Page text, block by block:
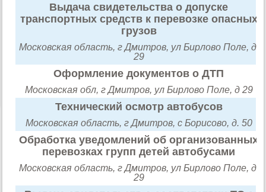
Выдача свидетельства о допуске
транспортных средств к перевозке опасных
грузов
Московская область, г Дмитров, ул Бирлово Поле, д.
29
Оформление документов о ДТП
Московская обл, г Дмитров, ул Бирлово Поле, д 29
Технический осмотр автобусов
Московская область, г Дмитров, с Борисово, д. 50
Обработка уведомлений об организованных
перевозках групп детей автобусами
Московская область, г Дмитров, ул Бирлово Поле, д.
29